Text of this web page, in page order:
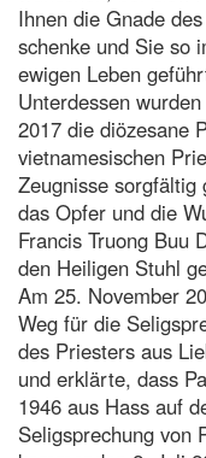
Ihnen die Gnade
schenke und Sie so
ewigen Leben
Unterdessen
2017 die diözesane
vietnamesischen
Zeugnisse
das Opfer und die
Francis Truong Buu
den Heiligen Stuhl
Am 25. November
Weg für die
des Priesters aus
und erklärte, dass
1946 aus Hass auf
Seligsprechung von